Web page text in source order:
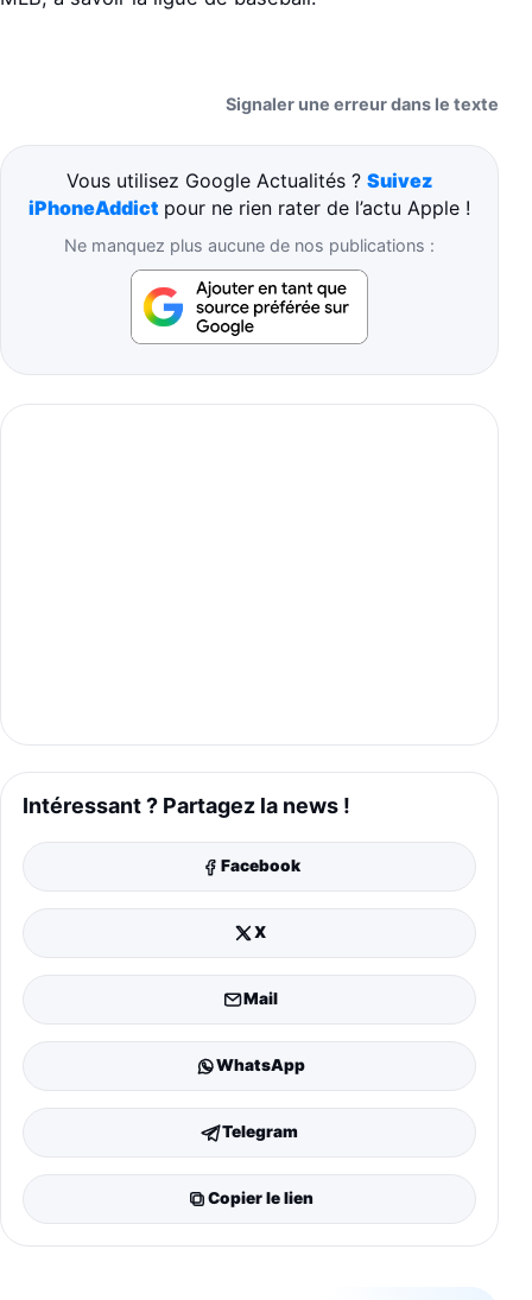
Signaler une erreur dans le texte
Vous utilisez Google Actualités ? Suivez
iPhoneAddict pour ne rien rater de l’actu Apple !
Ne manquez plus aucune de nos publications :
Intéressant ? Partagez la news !
Facebook
X
Mail
WhatsApp
Telegram
Copier le lien